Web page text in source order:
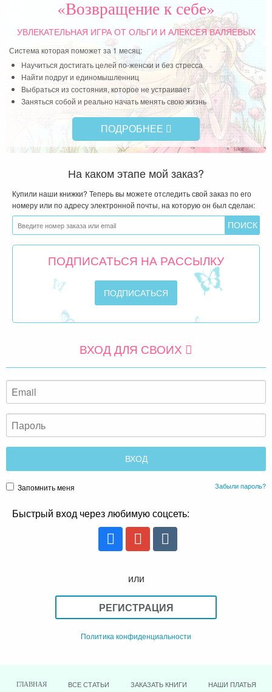
«Возвращение к себе»
УВЛЕКАТЕЛЬНАЯ ИГРАОТ ОЛЬГИ И АЛЕКСЕЯ ВАЛЯЕВЫХ
Система которая поможет за 1 месяц:
Научиться достигать целей по-женски и без стресса
Найти подруг и единомышленниц
Выбраться из состояния, которое не устраивает
Заняться собой и реально начать менять свою жизнь
ПОДРОБНЕЕ
На каком этапе мой заказ?
Купили наши книжки? Теперь вы можете отследить свой заказ по его
номеру или по адресу электронной почты, на которую он был сделан:
ПОДПИСАТЬСЯ НА РАССЫЛКУ
ВХОД ДЛЯ СВОИХ
Запомнить меня Забыли пароль?
Быстрый вход через любимую соцсеть:
или
РЕГИСТРАЦИЯ
Политика конфиденциальности
ГЛАВНАЯ ВСЕ СТАТЬИ ЗАКАЗАТЬ КНИГИ НАШИ ПЛАТЬЯ